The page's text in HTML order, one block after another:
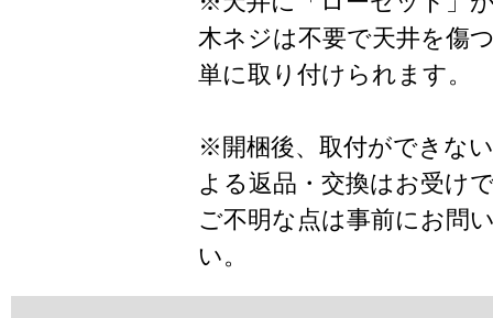
木ネジは不要で天井を傷
単に取り付けられます。
※開梱後、取付ができな
よる返品・交換はお受け
ご不明な点は事前にお問
い。